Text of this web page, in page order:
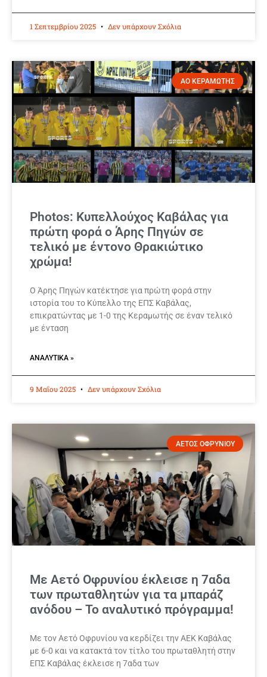
1 Σεπτεμβρίου 2025 Δεν υπάρχουν Σχόλια
ΑΟ ΚΕΡΑΜΩΤΗΣ
Photos: Κυπελλούχος Καβάλας για
πρώτη φορά ο Άρης Πηγών σε
τελικό με έντονο Θρακιώτικο
χρώμα!
Ο Άρης Πηγών κατέκτησε για πρώτη φορά στην
ιστορία του το Κύπελλο της ΕΠΣ Καβάλας,
επικρατώντας με 1-0 της Κεραμωτής σε έναν τελικό
με ένταση
ΑΝΑΛΥΤΙΚΆ »
9 Μαΐου 2025 Δεν υπάρχουν Σχόλια
ΑΕΤΟΣ ΟΦΡΥΝΙΟΥ
Με Αετό Οφρυνίου έκλεισε η 7αδα
των πρωταθλητών για τα μπαράζ
ανόδου – Το αναλυτικό πρόγραμμα!
Με τον Αετό Οφρυνίου να κερδίζει την ΑΕΚ Καβάλας
με 6-0 και να κατακτά τον τίτλο του πρωταθλητή στην
ΕΠΣ Καβάλας έκλεισε η 7αδα των